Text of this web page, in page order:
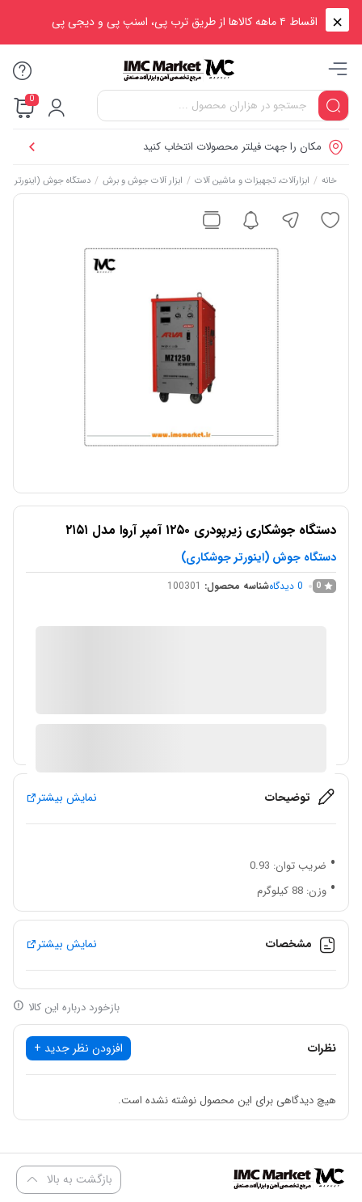
اقساط ۴ ماهه کالاها از طریق ترب پی، اسنپ پی و دیجی پی
0
مکان را جهت فیلتر محصولات انتخاب کنید
خانه / ابزارآلات، تجهیزات و ماشین آلات / ابزار آلات جوش و برش / دستگاه جوش (اینورتر
دستگاه جوشکاری زیرپودری ۱۲۵۰ آمپر آروا مدل ۲۱۵۱
دستگاه جوش (اینورتر جوشکاری)
0
0 دیدگاهشناسه محصول: 100301
توضیحات نمایش بیشتر
ضریب توان: 0.93
وزن: 88 کیلوگرم
دارای انبر جوش با کابل 2.5 متری
دارای انبر اتصال با کابل 1.5 متری
پر توان
دستگاه اتوماتیک
مناسب جهت جوشکاری آلومینیوم
پودرها مذاب می شوند خاصیت رسانایی الکتریکی پیدا می کنند و جریان
برق را بین الکترود و قطعه کار عبور می دهند و اتصال یا همان جوش به
مشخصات نمایش بیشتر
بازخورد درباره این کالا
نظرات افزودن نظر جدید +
هیچ دیدگاهی برای این محصول نوشته نشده است.
بازگشت به بالا